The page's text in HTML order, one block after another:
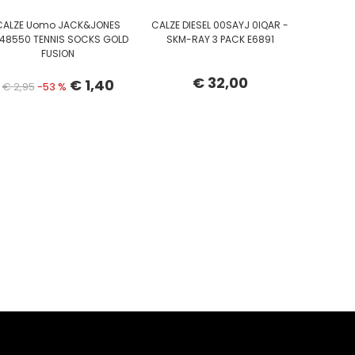
Uomo JACK&JONES
TENNIS SOCKS GOLD
FUSION
€ 2,95-53 % € 1,40
CALZE DIESEL 00SAYJ 0IQAR -
SKM-RAY 3 PACK E6891
€ 32,00